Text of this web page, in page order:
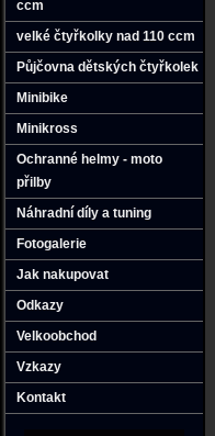
ccm
velké čtyřkolky nad 110 ccm
Půjčovna dětských čtyřkolek
Minibike
Minikross
Ochranné helmy - moto
přilby
Náhradní díly a tuning
Fotogalerie
Jak nakupovat
Odkazy
Velkoobchod
Vzkazy
Kontakt